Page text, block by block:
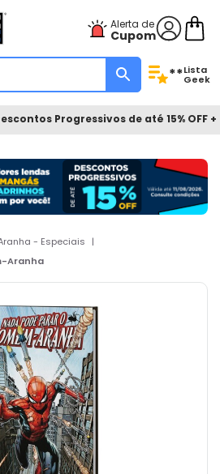
Alerta de
Cupom
**Lista
Geek
Progressivos de até 15% OFF
- Especiais
|
Aranha